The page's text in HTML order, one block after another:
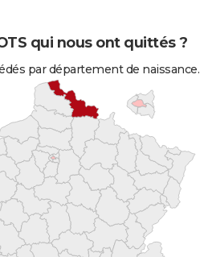
qui nous ont quittés ?
par département de naissance.